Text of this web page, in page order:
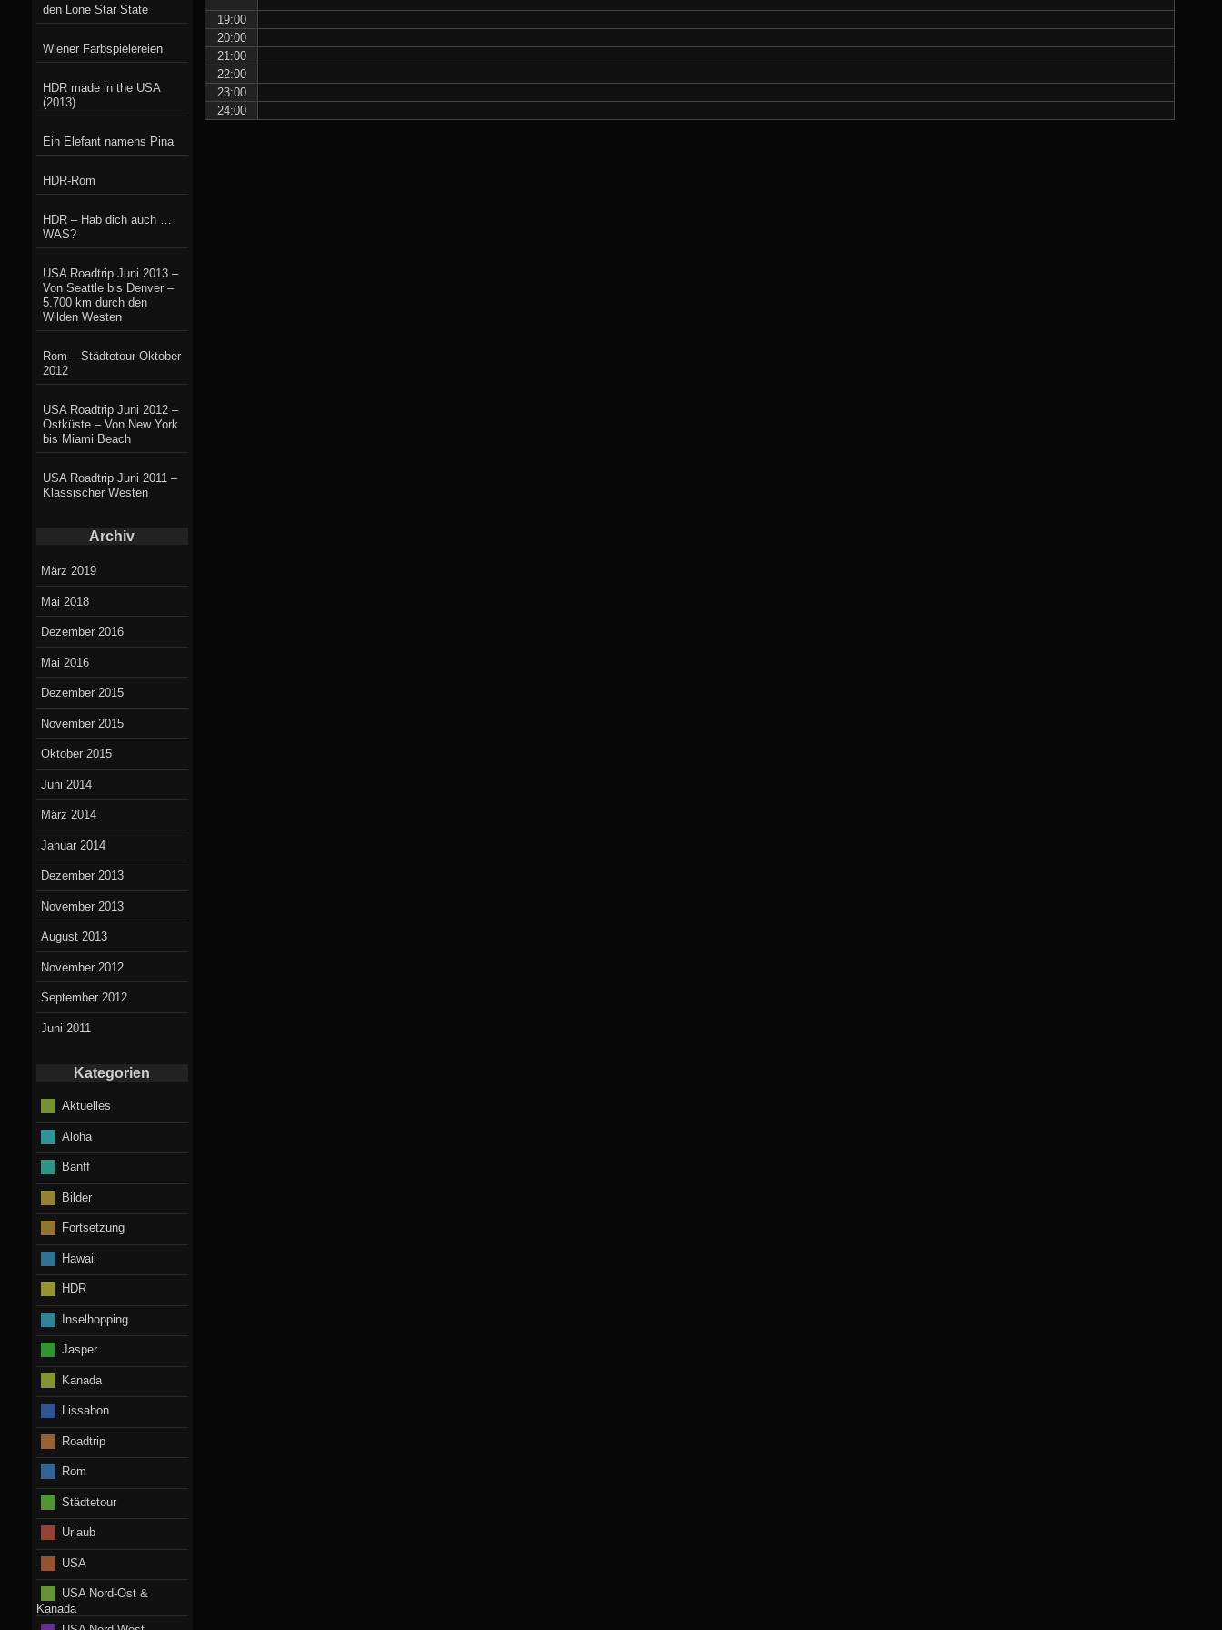
19:00
20:00
21:00
22:00
23:00
24:00
den Lone Star State
Wiener Farbspielereien
HDR made in the USA
(2013)
Ein Elefant namens Pina
HDR-Rom
HDR – Hab dich auch …
WAS?
USA Roadtrip Juni 2013 –
Von Seattle bis Denver –
5.700 km durch den
Wilden Westen
Rom – Städtetour Oktober
2012
USA Roadtrip Juni 2012 –
Ostküste – Von New York
bis Miami Beach
USA Roadtrip Juni 2011 –
Klassischer Westen
Archiv
März 2019
Mai 2018
Dezember 2016
Mai 2016
Dezember 2015
November 2015
Oktober 2015
Juni 2014
März 2014
Januar 2014
Dezember 2013
November 2013
August 2013
November 2012
September 2012
Juni 2011
Kategorien
Aktuelles
Aloha
Banff
Bilder
Fortsetzung
Hawaii
HDR
Inselhopping
Jasper
Kanada
Lissabon
Roadtrip
Rom
Städtetour
Urlaub
USA
USA Nord-Ost &
Kanada